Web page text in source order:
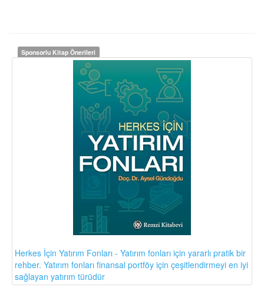
Sponsorlu Kitap Önerileri
Herkes İçin Yatırım Fonları - Yatırım fonları için yararlı pratik bir
rehber. Yatırım fonları finansal portföy için çeşitlendirmeyi en iyi
sağlayan yatırım türüdür